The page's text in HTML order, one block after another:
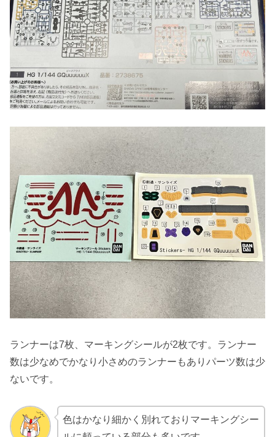
ランナーは7枚、マーキングシールが2枚です。ランナー
数は少なめでかなり小さめのランナーもありパーツ数は少
ないです。
色はかなり細かく別れておりマーキングシー